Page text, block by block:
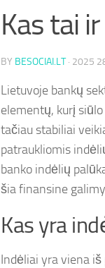
Kas tai
BY BESOCIAI.LT · 2025
Lietuvoje bankų
elementų, kurį
tačiau stabiliai
patraukliomis
banko indėlių
šia finansine
Kas yra
Indėliai yra viena